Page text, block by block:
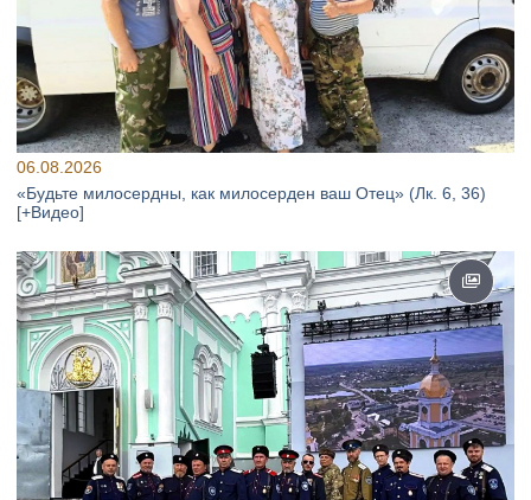
06.08.2026
«Будьте милосердны, как милосерден ваш Отец» (Лк. 6, 36)
[+Видео]